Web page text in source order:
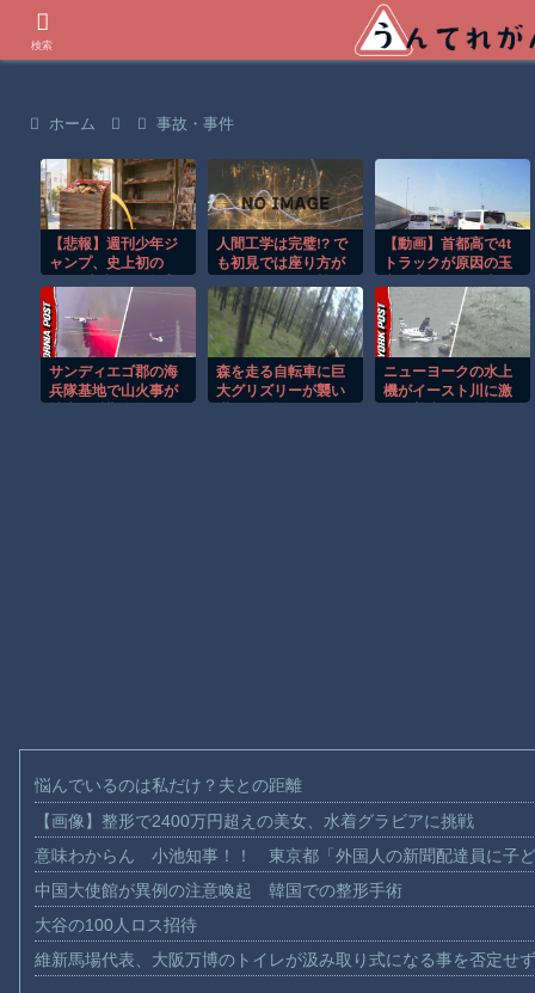
ホーム 事故・事件
【悲報】週刊少年ジ
ャンプ、史上初の
期653万部から98万
部に…紙の雑誌
「100万
人間工学は完璧!? で
も初見では座り方が
がこちらｗ
【動画】首都高で4t
トラックが原因の玉
れた軽バンの車載。
サンディエゴ郡の海
兵隊基地で山火事が
森を走る自転車に巨
大グリズリーが襲い
ニューヨークの水上
機がイースト川に激
悩んでいるのは私だけ？夫との距離
【画像】整形で2400万円超えの美女、水着グラビアに挑戦
意味わからん 小池知事！！ 東京都「外国人の新聞配達員に子
中国大使館が異例の注意喚起 韓国での整形手術
大谷の100人ロス招待
維新馬場代表、大阪万博のトイレが汲み取り式になる事を否定せ
検索